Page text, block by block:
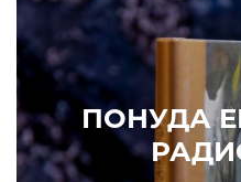
ПОНУДА
Prethodni
ИЗДВАЈАМО
7. ЈУН 2010. САОПШТЕЊА
Eпископ Атанасије:
Которанину, а уствари